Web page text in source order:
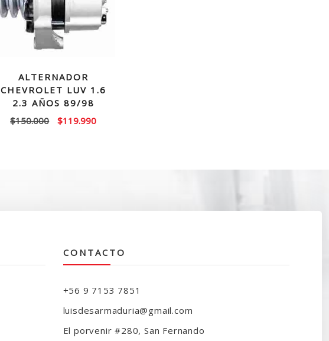
ALTERNADOR
CHEVROLET LUV 1.6
2.3 AÑOS 89/98
$150.000
El
$119.990El
CONTACTO
+56 9 7153 7851
luisdesarmaduria@gmail.com
El porvenir #280, San Fernando